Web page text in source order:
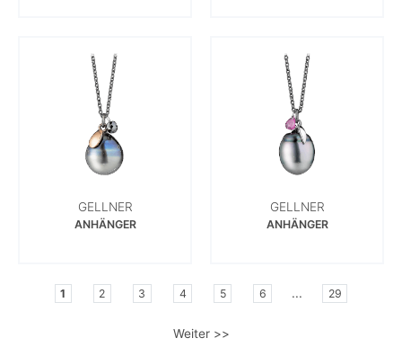
GELLNER
ANHÄNGER
GELLNER
ANHÄNGER
1 2 3 4 5 6 ... 29
Weiter >>